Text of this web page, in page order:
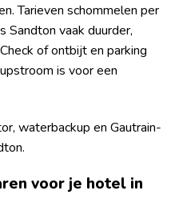
Tarieven schommelen per
Sandton vaak duurder,
of ontbijt en parking
is voor een
waterbackup en Gautrain-
voor je hotel in